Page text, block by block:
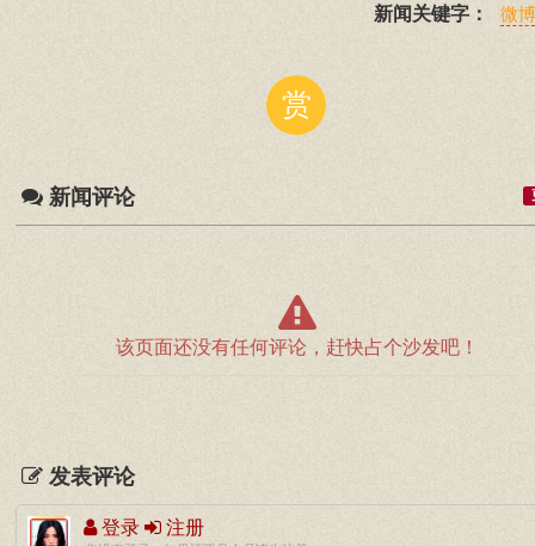
新闻关键字： 微
赏
新闻评论
该页面还没有任何评论，赶快占个沙发吧！
发表评论
登录 注册